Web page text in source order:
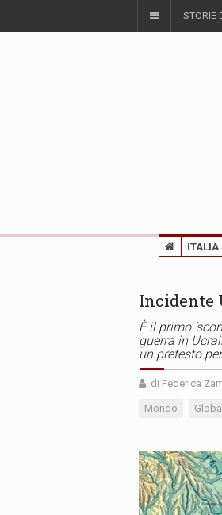
STORIE
ITALIA
Incidente
È il primo
guerra in
un pretesto
di Federica
Mondo Global